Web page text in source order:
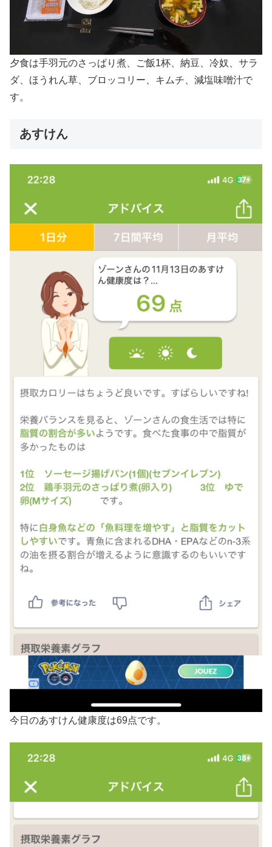
夕食は手羽元のさっぱり煮、ご飯1杯、納豆、冷奴、サラ
ダ、ほうれん草、ブロッコリー、キムチ、減塩味噌汁で
す。
あすけん
今日のあすけん健康度は69点です。